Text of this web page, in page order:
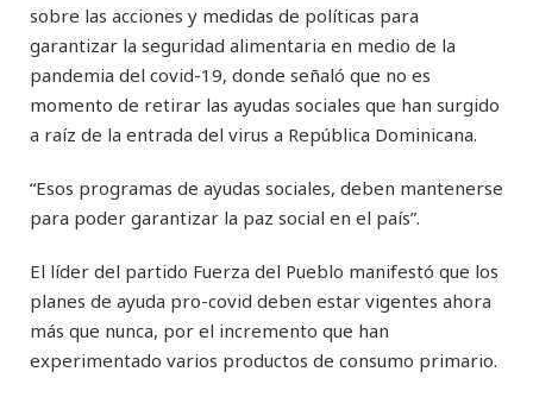
sobre las acciones y medidas de políticas para
garantizar la seguridad alimentaria en medio de la
pandemia del covid-19, donde señaló que no es
momento de retirar las ayudas sociales que han surgido
a raíz de la entrada del virus a República Dominicana.
“Esos programas de ayudas sociales, deben mantenerse
para poder garantizar la paz social en el país”.
El líder del partido Fuerza del Pueblo manifestó que los
planes de ayuda pro-covid deben estar vigentes ahora
más que nunca, por el incremento que han
experimentado varios productos de consumo primario.